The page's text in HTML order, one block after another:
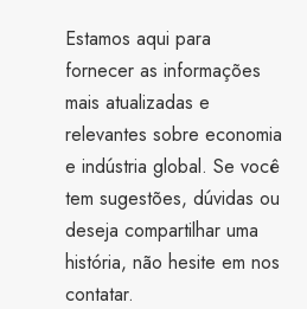
Estamos aqui para
fornecer as informações
mais atualizadas e
relevantes sobre economia
e indústria global. Se você
tem sugestões, dúvidas ou
deseja compartilhar uma
história, não hesite em nos
contatar.